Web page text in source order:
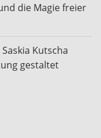
die Magie freier
Kutscha
gestaltet